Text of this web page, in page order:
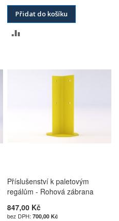
Přidat do košíku
POROVNÁNÍ
Příslušenství k paletovým
regálům - Rohová zábrana
847,00 Kč
700,00 Kč